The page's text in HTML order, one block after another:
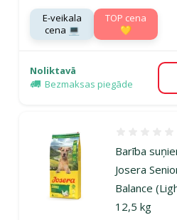
E-veikala
cena 💻
TOP cena
💛
Noliktavā
Bezmaksas piegāde
Barība
Josera
Balance
12,5 kg